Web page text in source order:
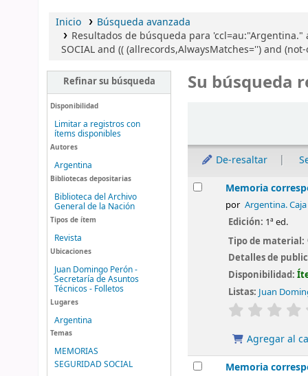
Inicio
Búsqueda avanzada
Resultados de búsqueda para 'ccl=au:"Argentina."
SOCIAL and (( (allrecords,AlwaysMatches='') and
Refinar su búsqueda
Disponibilidad
Limitar a registros con
ítems disponibles
Autores
Argentina
Bibliotecas depositarias
Biblioteca del Archivo
General de la Nación
Tipos de ítem
Revista
Ubicaciones
Juan Domingo Perón -
Secretaría de Asuntos
Técnicos - Folletos
Lugares
Argentina
Temas
MEMORIAS
SEGURIDAD SOCIAL
Su búsqueda
De-resaltar
ResultadosMemoria
por Argentina.
Edición: 1ª ed.
Tipo de material:
Detalles de
Disponibilidad:
Listas: Juan
valoración
Agregar al
Memoria